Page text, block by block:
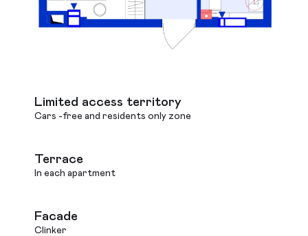
Limited access territory
Cars -free and residents only zone
Terrace
In each apartment
Facade
Clinker